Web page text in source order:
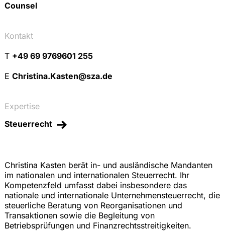
Christina Kasten berät in- und ausländische Mandanten
im nationalen und internationalen Steuerrecht. Ihr
Kompetenzfeld umfasst dabei insbesondere das
nationale und internationale Unternehmensteuerrecht, die
steuerliche Beratung von Reorganisationen und
Transaktionen sowie die Begleitung von
Betriebsprüfungen und Finanzrechtsstreitigkeiten.
Counsel
Kontakt
T +49 69 9769601 255
E Christina.Kasten@sza.de
Expertise
Steuerrecht